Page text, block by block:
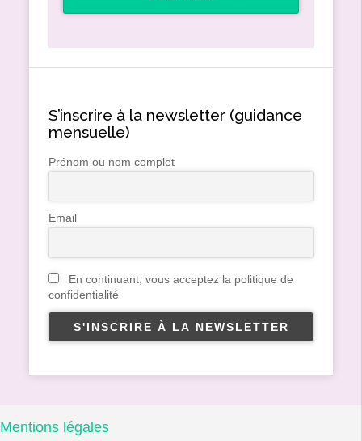
S’inscrire à la newsletter (guidance
mensuelle)
Prénom ou nom complet
Email
En continuant, vous acceptez la politique de
confidentialité
Mentions légales